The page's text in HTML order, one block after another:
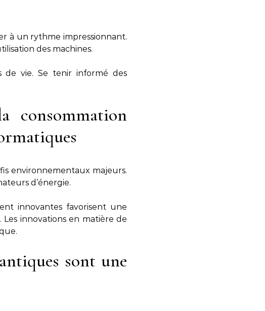
à un rythme impressionnant.
des machines.
de vie. Se tenir informé des
consommation
environnementaux majeurs.
d’énergie.
innovantes favorisent une
innovations en matière de
sont une